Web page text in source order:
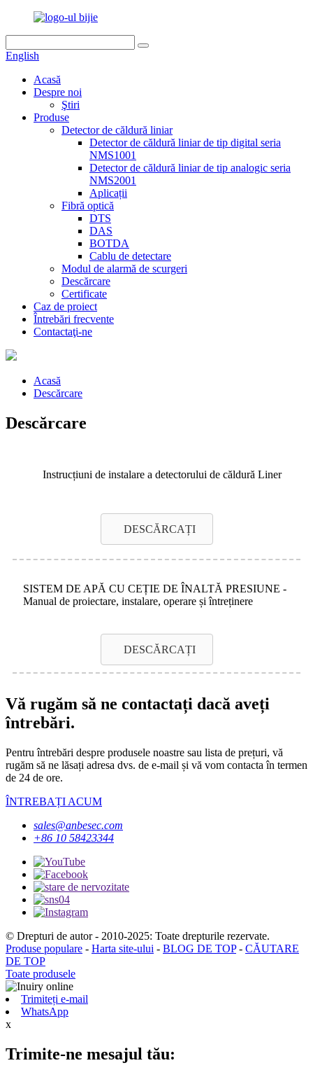
English
Acasă
Despre noi
Ştiri
Produse
Detector de căldură liniar
Detector de căldură liniar de tip digital seria
NMS1001
Detector de căldură liniar de tip analogic seria
NMS2001
Aplicații
Fibră optică
DTS
DAS
BOTDA
Cablu de detectare
Modul de alarmă de scurgeri
Descărcare
Certificate
Caz de proiect
Întrebări frecvente
Contactaţi-ne
Acasă
Descărcare
Descărcare
Instrucțiuni de instalare a detectorului de căldură Liner
DESCĂRCAȚI
SISTEM DE APĂ CU CEȚIE DE ÎNALTĂ PRESIUNE -
Manual de proiectare, instalare, operare și întreținere
DESCĂRCAȚI
Vă rugăm să ne contactați dacă aveți
întrebări.
Pentru întrebări despre produsele noastre sau lista de prețuri, vă
rugăm să ne lăsați adresa dvs. de e-mail și vă vom contacta în termen
de 24 de ore.
ÎNTREBAȚI ACUM
sales@anbesec.com
+86 10 58423344
© Drepturi de autor - 2010-2025: Toate drepturile rezervate.
Produse populare - Harta site-ului - BLOG DE TOP- CĂUTARE
DE TOP
Toate produsele
Trimiteți e-mail
WhatsApp
x
Trimite-ne mesajul tău: